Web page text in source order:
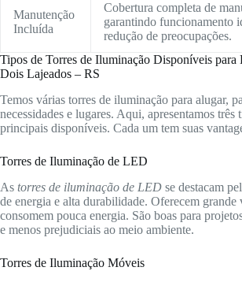
Manutenção
Incluída
Cobertura completa de
garantindo funcionamento
redução de preocupações.
Tipos de Torres de Iluminação Disponíveis para
Dois Lajeados – RS
Temos várias torres de iluminação para alugar,
necessidades e lugares. Aqui, apresentamos três
principais disponíveis. Cada um tem suas
Torres de Iluminação de LED
As torres de iluminação de LED se destacam
de energia e alta durabilidade. Oferecem grande
consomem pouca energia. São boas para
e menos prejudiciais ao meio ambiente.
Torres de Iluminação Móveis